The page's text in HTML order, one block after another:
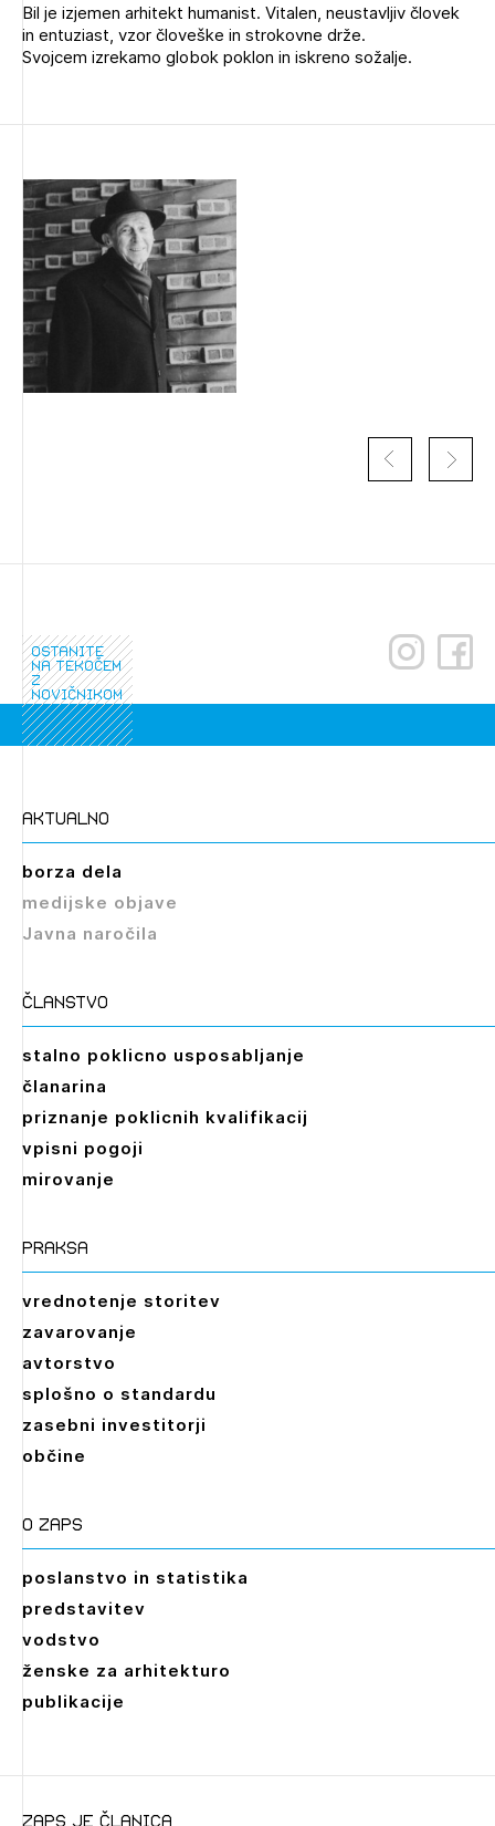
registriranim uporabnikom. Da lahko do nje
Bil je izjemen arhitekt humanist. Vitalen, neustavljiv človek
in entuziast, vzor človeške in strokovne drže.
Svojcem izrekamo globok poklon in iskreno sožalje.
ostanite
na tekočem
z
novičnikom
aktualno
borza dela
medijske objave
Javna naročila
članstvo
stalno poklicno usposabljanje
članarina
priznanje poklicnih kvalifikacij
vpisni pogoji
mirovanje
praksa
vrednotenje storitev
zavarovanje
avtorstvo
splošno o standardu
zasebni investitorji
občine
O zaps
poslanstvo in statistika
predstavitev
vodstvo
ženske za arhitekturo
publikacije
zaps je članica